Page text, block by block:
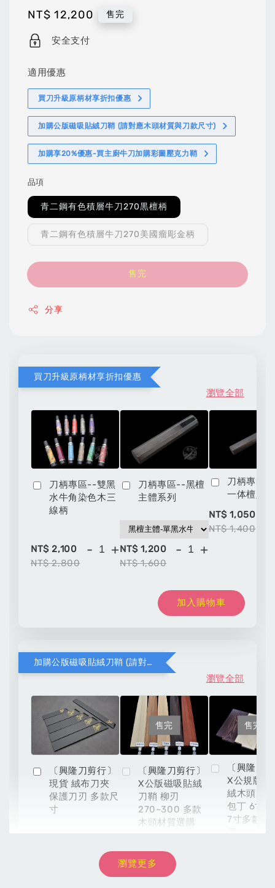
Regular
price
NT$ 12,200 售完
安全支付
適用優惠
買刀升級原柄材享折扣優惠
加購公版磁吸貼絨刀鞘 (請對應木頭材質與刀款尺寸)
加購享20%優惠-買主廚牛刀加購彩圖壓克力鞘
品項
青二鋼有色積層牛刀270黒檀柄
青二鋼有色積層牛刀270美國瘤彫金柄
售完
分享
買刀升級原柄材享折扣優惠
瀏覽全部
刀柄專區--雙黑
水牛角染色木三
線柄
NT$ 2,100
NT$ 2,800
- +
刀柄專區--黑檀
主體系列
NT$ 1,200
NT$ 1,600
- +
刀柄專區
一体檀八
NT$ 1,050
NT$ 1,400
加入購物車
加購公版磁吸貼絨刀鞘 (請對應木頭材質與刀款尺寸)
瀏覽全部
〔興隆刀剪行〕
現貨 絨布刀夾
保護刀刃 多款尺
寸
+
售完
〔興隆刀剪行〕
X公版磁吸貼絨
刀鞘 柳刃
270~300 多款
木頭材質選購
NT$ 899
售完
〔興隆刀
X公規版磁
絨木頭刀
包丁 6寸
7寸多款材
瀏覽更多